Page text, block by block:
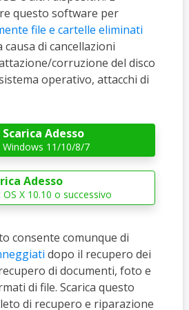
questo software per
file e cartelle eliminati
causa di cancellazioni
corruzione del disco
operativo, attacchi di
Scarica Adesso
Windows 11/10/8/7
Adesso
OS X 10.10 o successivo
consente comunque di
dopo il recupero dei
di documenti, foto e
di file. Scarica questo
di recupero e riparazione